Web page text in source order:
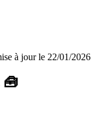
à jour le 22/01/2026
🧰